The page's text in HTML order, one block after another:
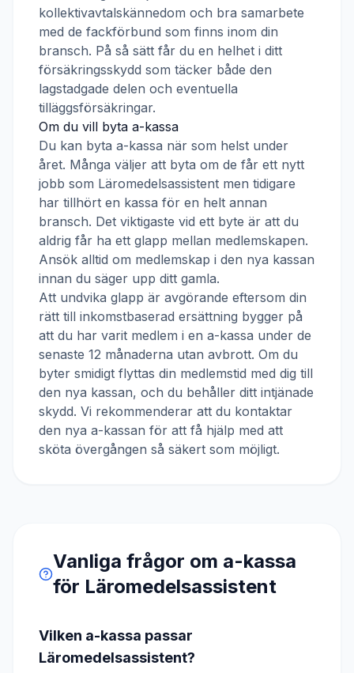
kollektivavtalskännedom och bra samarbete
med de fackförbund som finns inom din
bransch. På så sätt får du en helhet i ditt
försäkringsskydd som täcker både den
lagstadgade delen och eventuella
tilläggsförsäkringar.
Om du vill byta a-kassa
Du kan byta a-kassa när som helst under
året. Många väljer att byta om de får ett nytt
jobb som Läromedelsassistent men tidigare
har tillhört en kassa för en helt annan
bransch. Det viktigaste vid ett byte är att du
aldrig får ha ett glapp mellan medlemskapen.
Ansök alltid om medlemskap i den nya kassan
innan du säger upp ditt gamla.
Att undvika glapp är avgörande eftersom din
rätt till inkomstbaserad ersättning bygger på
att du har varit medlem i en a-kassa under de
senaste 12 månaderna utan avbrott. Om du
byter smidigt flyttas din medlemstid med dig till
den nya kassan, och du behåller ditt intjänade
skydd. Vi rekommenderar att du kontaktar
den nya a-kassan för att få hjälp med att
sköta övergången så säkert som möjligt.
Vanliga frågor om a-kassa
för Läromedelsassistent
Vilken a-kassa passar
Läromedelsassistent?